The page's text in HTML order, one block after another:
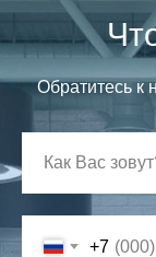
Обратитесь
+7